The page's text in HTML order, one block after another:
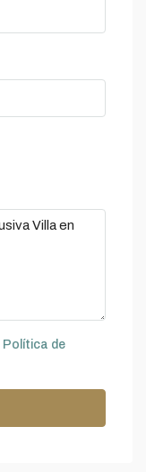
Política de